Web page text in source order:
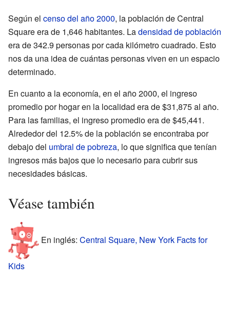
Según el censo del año 2000, la población de Central
Square era de 1,646 habitantes. Ladensidad de población
era de 342.9 personas por cada kilómetro cuadrado. Esto
nos da una idea de cuántas personas viven en un espacio
determinado.
En cuanto a la economía, en el año 2000, el ingreso
promedio por hogar en la localidad era de $31,875 al año.
Para las familias, el ingreso promedio era de $45,441.
Alrededor del 12.5% de la población se encontraba por
debajo del umbral de pobreza, lo que significa que tenían
ingresos más bajos que lo necesario para cubrir sus
necesidades básicas.
Véase también
En inglés: Central Square, New York Facts for
Kids